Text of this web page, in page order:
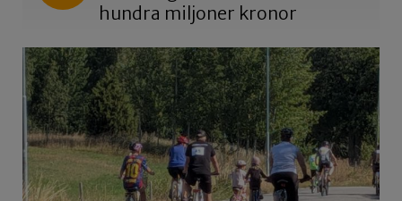
hundra miljoner kronor